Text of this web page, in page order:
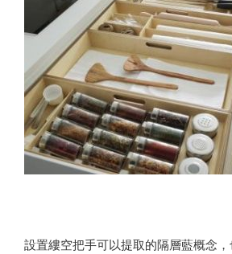
設置縷空把手可以提取的隔層藍概念，